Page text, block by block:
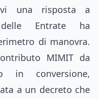
una risposta a
delle Entrate ha
di manovra.
MIMIT da
in conversione,
a un decreto che